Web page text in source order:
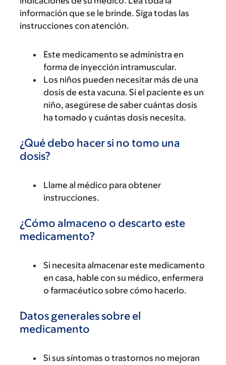
información que se le brinde. Siga todas las
instrucciones con atención.
Este medicamento se administra en
forma de inyección intramuscular.
Los niños pueden necesitar más de una
dosis de esta vacuna. Si el paciente es un
niño, asegúrese de saber cuántas dosis
ha tomado y cuántas dosis necesita.
¿Qué debo hacer si no tomo una
dosis?
Llame al médico para obtener
instrucciones.
¿Cómo almaceno o descarto este
medicamento?
Si necesita almacenar este medicamento
en casa, hable con su médico, enfermera
o farmacéutico sobre cómo hacerlo.
Datos generales sobre el
medicamento
Si sus síntomas o trastornos no mejoran